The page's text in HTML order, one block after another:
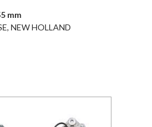
mm
NEW HOLLAND